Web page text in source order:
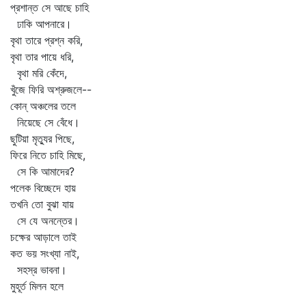
প্রশান্ত সে আছে চাহি
ঢাকি আপনারে।
বৃথা তারে প্রশ্ন করি,
বৃথা তার পায়ে ধরি,
বৃথা মরি কেঁদে,
খুঁজে ফিরি অশ্রুজলে--
কোন্‌ অঞ্চলের তলে
নিয়েছে সে বেঁধে।
ছুটিয়া মৃত্যুর পিছে,
ফিরে নিতে চাহি মিছে,
সে কি আমাদের?
পলেক বিচ্ছেদে হায়
তখনি তো বুঝা যায়
সে যে অনন্তের।
চক্ষের আড়ালে তাই
কত ভয় সংখ্যা নাই,
সহস্র ভাবনা।
মুহূর্ত মিলন হলে